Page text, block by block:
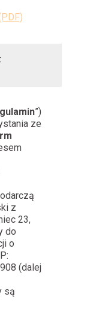
”)
ze
z
23,
do
o
(dalej
są